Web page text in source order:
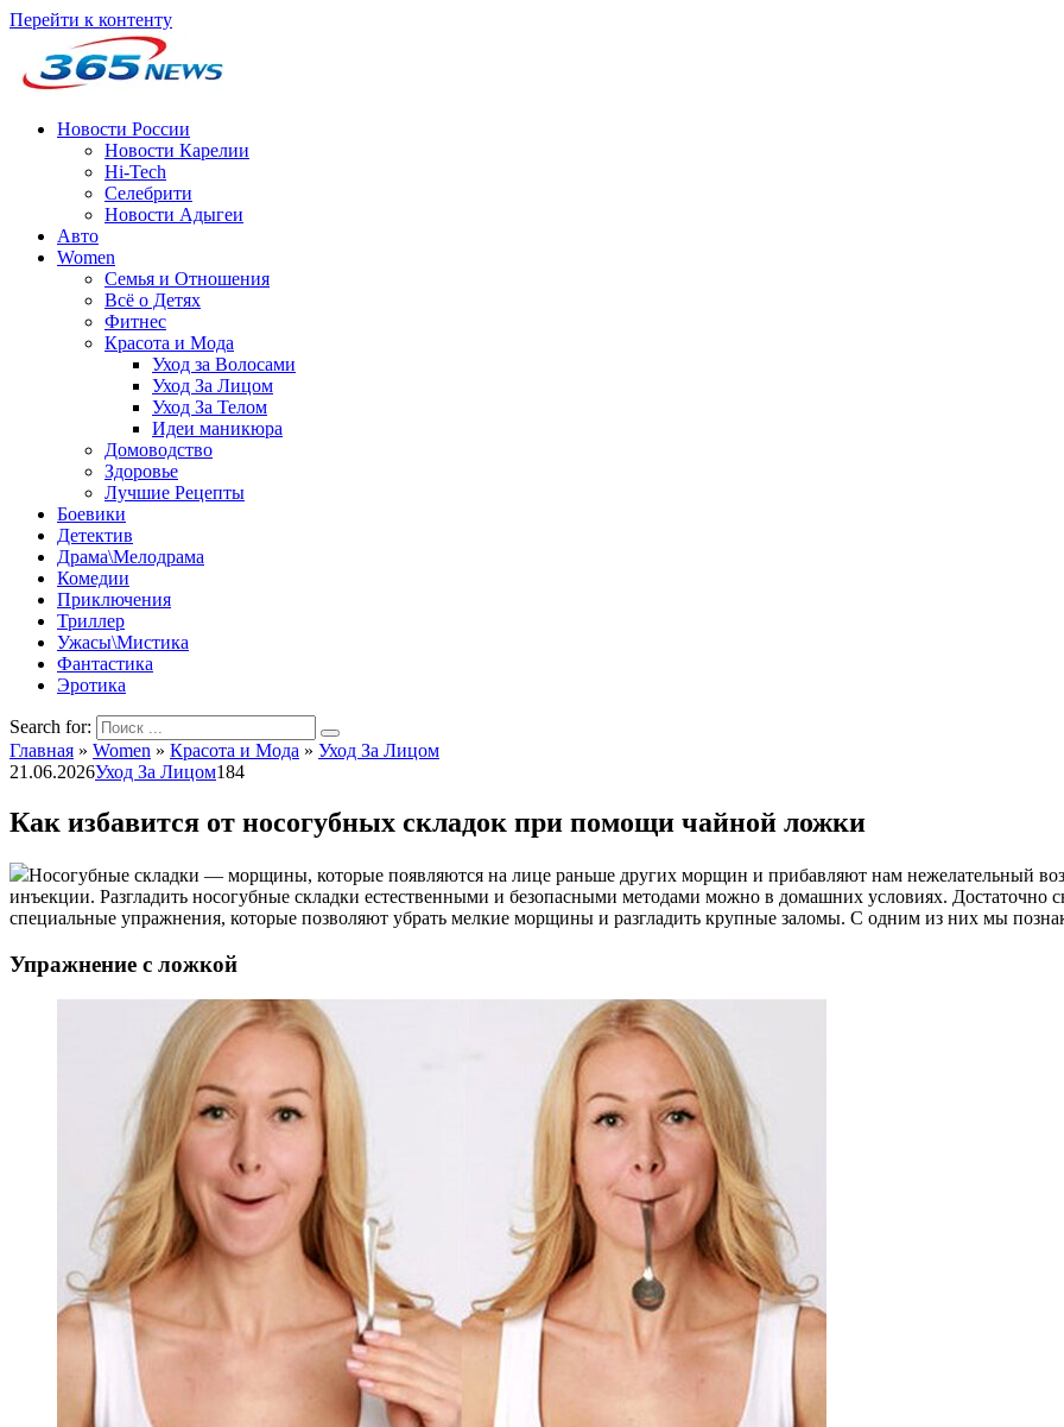
Перейти к контенту
Новости России
Новости Карелии
Hi-Tech
Селебрити
Новости Адыгеи
Авто
Women
Семья и Отношения
Всё о Детях
Фитнес
Красота и Мода
Уход за Волосами
Уход За Лицом
Уход За Телом
Идеи маникюра
Домоводство
Здоровье
Лучшие Рецепты
Боевики
Детектив
Драма\Мелодрама
Комедии
Приключения
Триллер
Ужасы\Мистика
Фантастика
Эротика
Search for:
Главная » Women » Красота и Мода » Уход За Лицом
21.06.2026Уход За Лицом184
Как избавится от носогубных складок при помощи чайной ложки
Носогубные складки — морщины, которые появляются на лице раньше других морщин и прибавляют нам нежелательный
инъекции. Разгладить носогубные складки естественными и безопасными методами можно в домашних условиях.
специальные упражнения, которые позволяют убрать мелкие морщины и разгладить крупные заломы. С одним из них мы
Упражнение с ложкой